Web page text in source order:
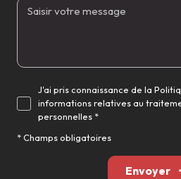
J'ai pris connaissance de la
informations relatives au
personnelles *
* Champs obligatoires
Envoyer